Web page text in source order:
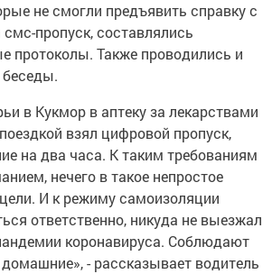
не смогли предъявить справку с
пропуск, составлялись
протоколы. Также проводились и
в Кукмор в аптеку за лекарствами
взял цифровой пропуск,
на два часа. К таким требованиям
нечего в такое непростое
И к режиму самоизоляции
ответственно, никуда не выезжал
коронавируса. Соблюдают
- рассказывает водитель